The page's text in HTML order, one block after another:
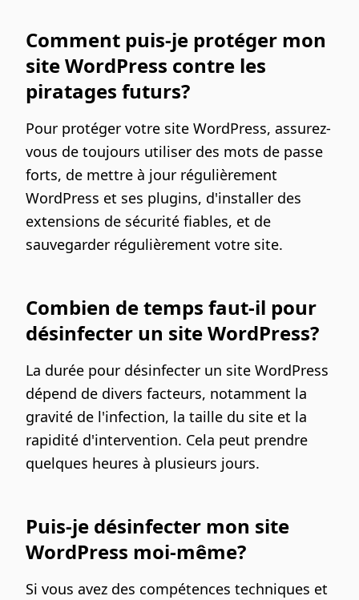
Comment puis-je protéger mon
site WordPress contre les
piratages futurs?
Pour protéger votre site WordPress, assurez-
vous de toujours utiliser des mots de passe
forts, de mettre à jour régulièrement
WordPress et ses plugins, d'installer des
extensions de sécurité fiables, et de
sauvegarder régulièrement votre site.
Combien de temps faut-il pour
désinfecter un site WordPress?
La durée pour désinfecter un site WordPress
dépend de divers facteurs, notamment la
gravité de l'infection, la taille du site et la
rapidité d'intervention. Cela peut prendre
quelques heures à plusieurs jours.
Puis-je désinfecter mon site
WordPress moi-même?
Si vous avez des compétences techniques et